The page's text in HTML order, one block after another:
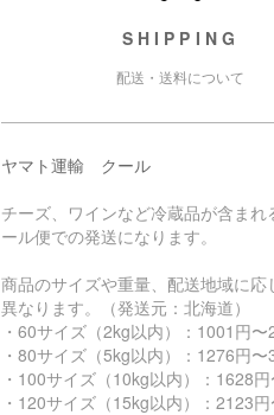
SHIPPING
配送・送料について
ヤマト運輸 クール
チーズ、ワインなど冷蔵品が含まれ
ール便での発送になります。
商品のサイズや重量、配送地域に応
異なります。（発送元：北海道）
・60サイズ（2kg以内）：1001円〜
・80サイズ（5kg以内）：1276円〜
・100サイズ（10kg以内）：1628
・120サイズ（15kg以内）：2123